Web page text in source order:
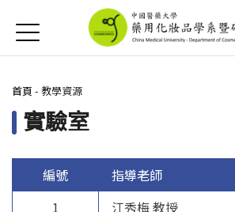
首頁
首頁
最新消息
新生專區(link is external)
Open submenu (學系簡介)
學系簡介
Jump to Navigation
Jump to Main content
您在這裡
首頁 - 教學資源
實驗室
編號 指導老師
1
江秀梅 教授